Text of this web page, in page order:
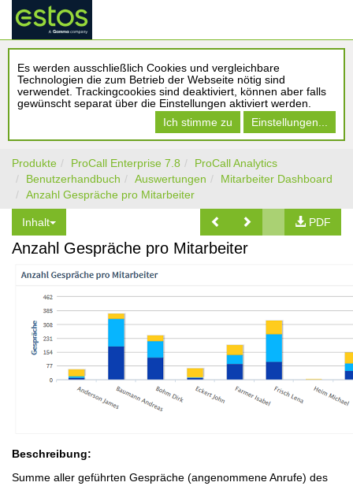
Es werden ausschließlich Cookies und vergleichbare
Technologien die zum Betrieb der Webseite nötig sind
verwendet. Trackingcookies sind deaktiviert, können aber falls
gewünscht separat über die Einstellungen aktiviert werden.
Ich stimme zu
Einstellungen...
Produkte ProCall Enterprise 7.8
ProCall Analytics
Benutzerhandbuch
Auswertungen
Mitarbeiter Dashboard
Anzahl Gespräche pro Mitarbeiter
Inhalt PDF
Anzahl Gespräche pro Mitarbeiter
Beschreibung:
Summe aller geführten Gespräche (angenommene Anrufe) des